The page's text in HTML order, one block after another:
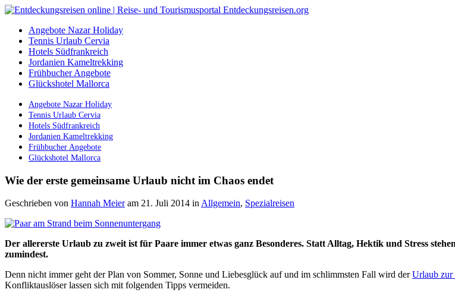
Angebote Nazar Holiday
Tennis Urlaub Cervia
Hotels Südfrankreich
Jordanien Kameltrekking
Frühbucher Angebote
Glückshotel Mallorca
Angebote Nazar Holiday
Tennis Urlaub Cervia
Hotels Südfrankreich
Jordanien Kameltrekking
Frühbucher Angebote
Glückshotel Mallorca
Wie der erste gemeinsame Urlaub nicht im Chaos endet
Geschrieben von Hannah Meier am 21. Juli 2014 inAllgemein, Spezialreisen
Der allererste Urlaub zu zweit ist für Paare immer etwas ganz Besonderes. Statt Alltag, Hektik und Stress
zumindest.
Denn nicht immer geht der Plan von Sommer, Sonne und Liebesglück auf und im schlimmsten Fall wird derUrlaub zur
Konfliktauslöser lassen sich mit folgenden Tipps vermeiden.